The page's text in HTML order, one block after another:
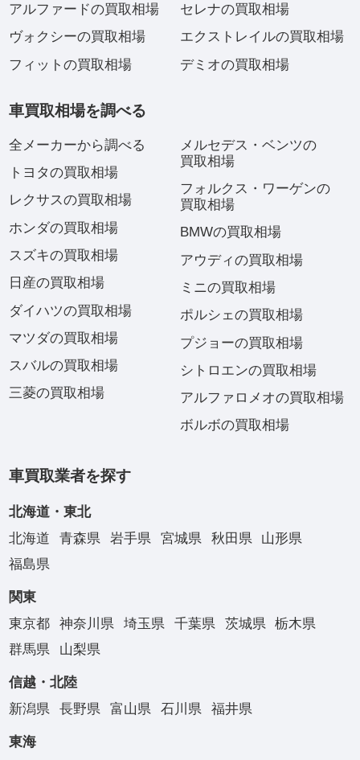
アルファードの買取相場
ヴォクシーの買取相場
フィットの買取相場
セレナの買取相場
エクストレイルの買取相場
デミオの買取相場
車買取相場を調べる
全メーカーから調べる
トヨタの買取相場
レクサスの買取相場
ホンダの買取相場
スズキの買取相場
日産の買取相場
ダイハツの買取相場
マツダの買取相場
スバルの買取相場
三菱の買取相場
メルセデス・ベンツの
買取相場
フォルクス・ワーゲンの
買取相場
BMWの買取相場
アウディの買取相場
ミニの買取相場
ポルシェの買取相場
プジョーの買取相場
シトロエンの買取相場
アルファロメオの買取相場
ボルボの買取相場
車買取業者を探す
北海道・東北
北海道
青森県 岩手県 宮城県 秋田県
山形県
福島県
関東
東京都
神奈川県 埼玉県 千葉県 茨城県
栃木県
群馬県
山梨県
信越・北陸
新潟県
長野県 富山県 石川県 福井県
東海